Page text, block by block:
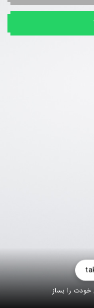
خودت را بساز